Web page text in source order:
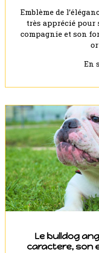
Emblème de
très apprécié pour
compagnie et son
En
Le bulldog
caractere, son